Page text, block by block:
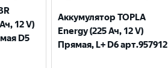
12 V)
D5
Аккумулятор TOPLA
Energy (225 Ач, 12 V)
Прямая, L+ D6 арт.957912